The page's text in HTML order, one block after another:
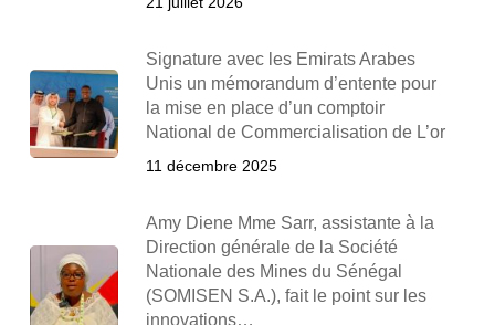
Signature avec les Emirats Arabes
Unis un mémorandum d’entente pour
la mise en place d’un comptoir
National de Commercialisation de L’or
11 décembre 2025
Amy Diene Mme Sarr, assistante à la
Direction générale de la Société
Nationale des Mines du Sénégal
(SOMISEN S.A.), fait le point sur les
innovations…